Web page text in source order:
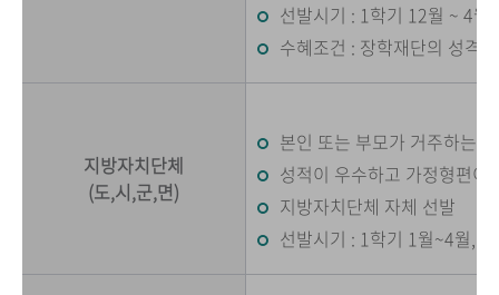
선발시기 : 1학기 12월 ~ 4월
수혜조건 : 장학재단의 성격
지방자치단체
(도,시,군,면)
본인 또는 부모가 거주하는
성적이 우수하고 가정형편이
지방자치단체 자체 선발
선발시기 : 1학기 1월~4월, 2